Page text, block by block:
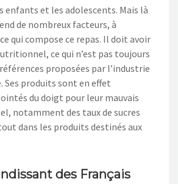
enfants et les adolescents. Mais là
de nombreux facteurs, à
qui compose ce repas. Il doit avoir
ce qui n’est pas toujours
proposées par l’industrie
produits sont en effet
du doigt pour leur mauvais
notamment des taux de sucres
dans les produits destinés aux
des Français